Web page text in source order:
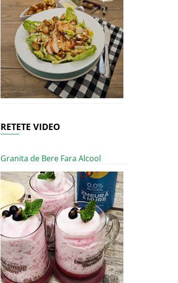
RETETE VIDEO
Granita de Bere Fara Alcool